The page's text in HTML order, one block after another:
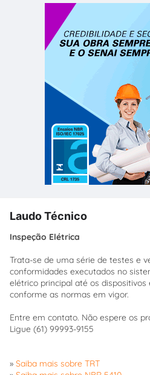
Laudo Técnico
Inspeção Elétrica
Trata-se de uma série de testes e
conformidades executados no
elétrico principal até os dispositivos
conforme as normas em vigor.
Entre em contato. Não espere os
Ligue (61) 99993-9155
» Saiba mais sobre TRT